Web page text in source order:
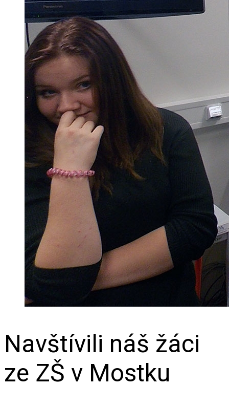
Navštívili náš žáci
ze ZŠ v Mostku